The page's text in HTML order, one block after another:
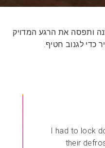
ותפסה את הרגע המדויק
לגנוב חטיף.
I had to lock
their